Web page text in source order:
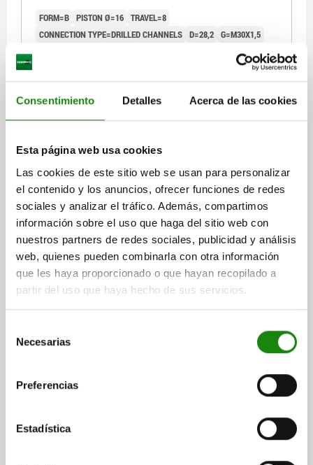
Consentimiento Detalles Acerca de las cookies
Esta página web usa cookies
Las cookies de este sitio web se usan para personalizar
el contenido y los anuncios, ofrecer funciones de redes
sociales y analizar el tráfico. Además, compartimos
información sobre el uso que haga del sitio web con
nuestros partners de redes sociales, publicidad y análisis
web, quienes pueden combinarla con otra información
que les haya proporcionado o que hayan recopilado a
partir del uso que haya hecho de sus servicios.
Necesarias
Preferencias
Estadística
1) Mounting contour 1)
FORM=B PISTON Ø=16 TRAVEL=8
CONNECTION TYPE=DRILLED CHANNELS D=28,2 G=M30X1,5
SW=24
SPRING FORCE F APPROX. (N)=13
Order number:02341-160823062
plus sales tax
DETAILS
CAD
DOWNLOADS
Other customers also bought
NEW
27877-81